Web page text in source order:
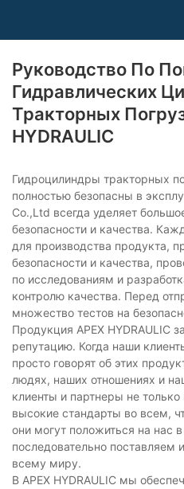
Руководство По
Гидравлических
Тракторных
HYDRAULIC
Гидроцилиндры тракторных
полностью безопасны в
Co.,Ltd всегда уделяет
безопасности и качества.
для производства продукта,
безопасности и качества,
по исследованиям и
контролю качества. Перед
множество тестов на
Продукция APEX HYDRAULIC
репутацию. Когда наши
просто говорят об этих
людях, наших отношениях и
клиенты и партнеры не
высокие стандарты во всем,
они могут положиться на нас
последовательно
всему миру.
В APEX HYDRAULIC мы